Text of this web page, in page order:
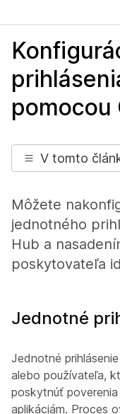
pomocou
V tomto
Môžete
jednotného
Hub a
poskytovateľa
Jednotné
Jednotné
alebo používateľa,
poskytnúť
aplikáciám. Proces